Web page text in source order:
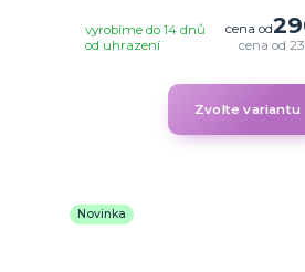
cena od
cena od
vyrobíme do 14 dnů
od uhrazení
Zvolte variantu
Novinka